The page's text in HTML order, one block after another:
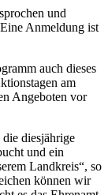
und
Anmeldung ist
auch dieses
am
Angeboten vor
diesjährige
und ein
Landkreis“, so
können wir